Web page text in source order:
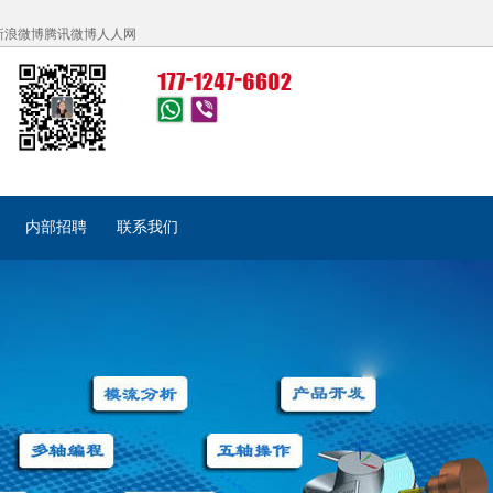
浪微博腾讯微博人人网
内部招聘 联系我们